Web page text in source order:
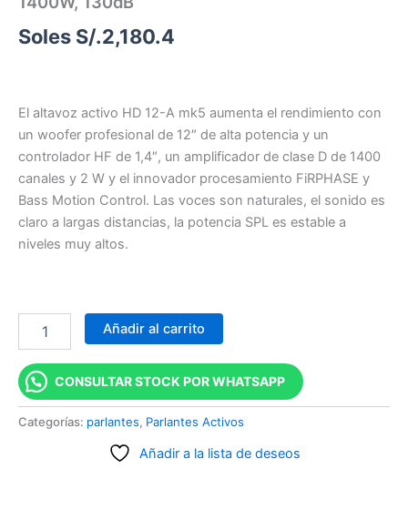
Soles S/.2,180.4
El altavoz activo HD 12-A mk5 aumenta el rendimiento con
un woofer profesional de 12″ de alta potencia y un
controlador HF de 1,4″, un amplificador de clase D de 1400
canales y 2 W y el innovador procesamiento FiRPHASE y
Bass Motion Control. Las voces son naturales, el sonido es
claro a largas distancias, la potencia SPL es estable a
niveles muy altos.
Añadir al carrito
CONSULTAR STOCK POR WHATSAPP
Categorías: parlantes, Parlantes Activos
Añadir a la lista de deseos